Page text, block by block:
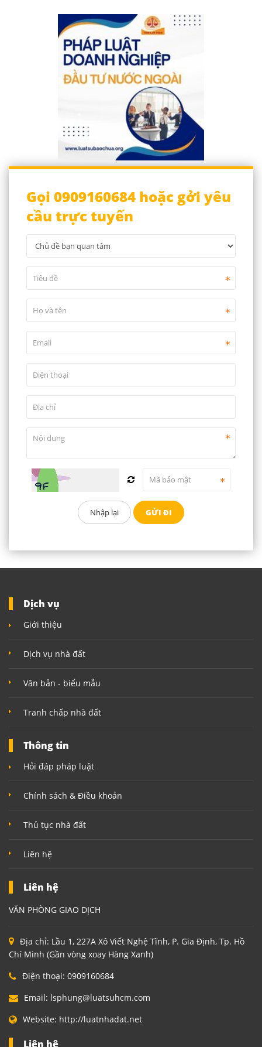
Gọi 0909160684 hoặc gởi yêu
cầu trực tuyến
Dịch vụ
Giới thiệu
Dịch vụ nhà đất
Văn bản - biểu mẫu
Tranh chấp nhà đất
Thông tin
Hỏi đáp pháp luật
Chính sách & Điều khoản
Thủ tục nhà đất
Liên hệ
Liên hệ
VĂN PHÒNG GIAO DỊCH
Địa chỉ: Lầu 1, 227A Xô Viết Nghệ Tĩnh, P. Gia Định, Tp. Hồ
Chí Minh (Gần vòng xoay Hàng Xanh)
Điện thoại: 0909160684
Email: lsphung@luatsuhcm.com
Website: http://luatnhadat.net
Liên hệ